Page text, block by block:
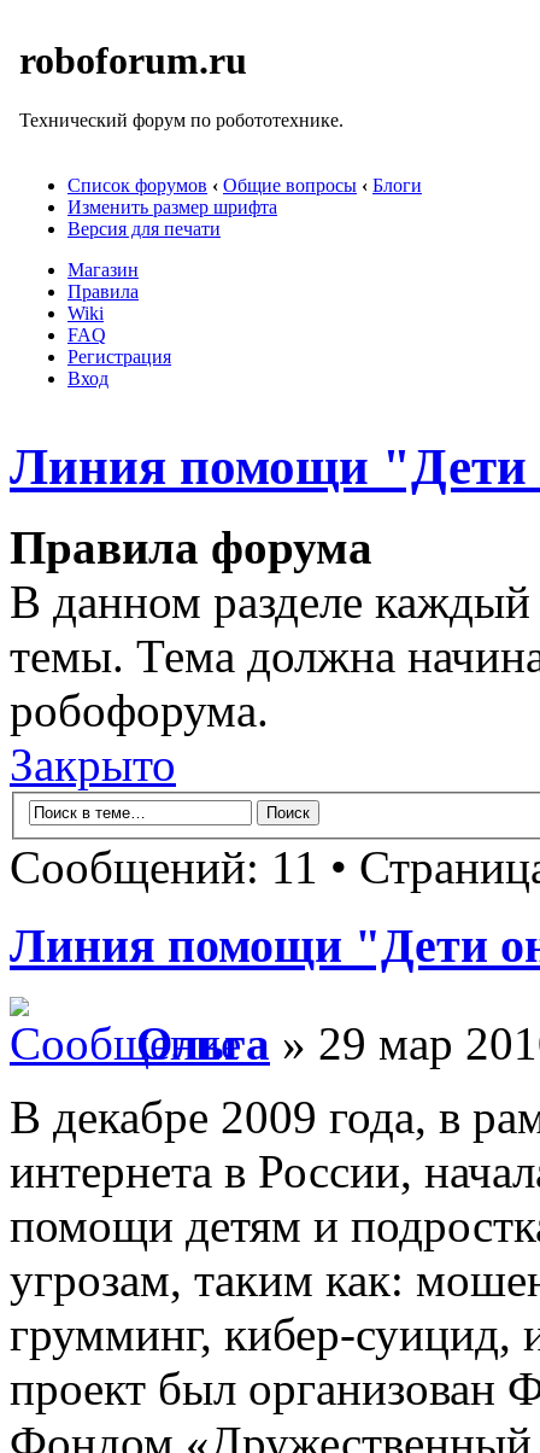
roboforum.ru
Технический форум по робототехнике.
Список форумов ‹ Общие вопросы ‹ Блоги
Изменить размер шрифта
Версия для печати
Магазин
Правила
Wiki
FAQ
Регистрация
Вход
Линия помощи "Дети
Правила форума
В данном разделе
темы. Тема должна
робофорума.
Закрыто
Сообщений: 11 •
Линия помощи "Дети
Ольга » 29 мар
В декабре 2009 года, в
интернета в России,
помощи детям и
угрозам, таким как:
грумминг, кибер-суицид,
проект был организован
Фондом «Дружественный